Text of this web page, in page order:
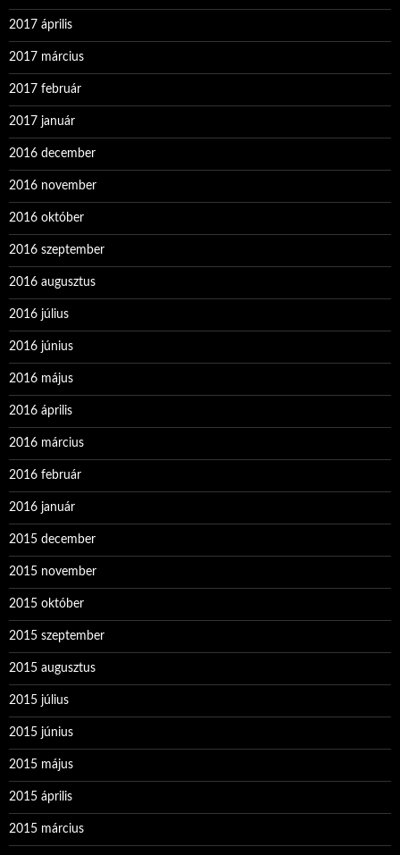
2017 április
2017 március
2017 február
2017 január
2016 december
2016 november
2016 október
2016 szeptember
2016 augusztus
2016 július
2016 június
2016 május
2016 április
2016 március
2016 február
2016 január
2015 december
2015 november
2015 október
2015 szeptember
2015 augusztus
2015 július
2015 június
2015 május
2015 április
2015 március